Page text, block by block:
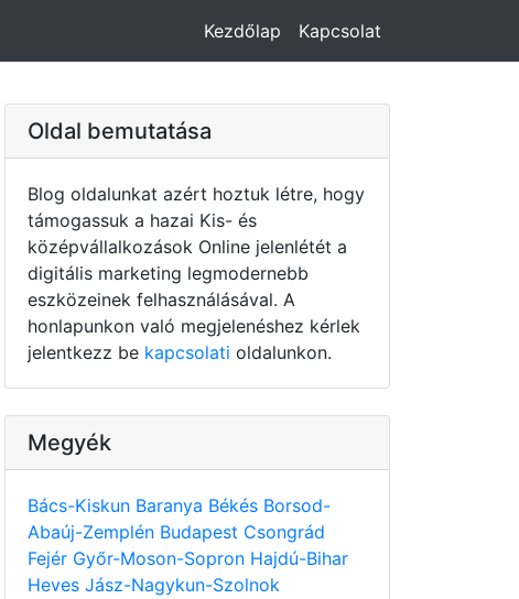
Kezdőlap Kapcsolat
Oldal bemutatása
Blog oldalunkat azért hoztuk létre, hogy
támogassuk a hazai Kis- és
középvállalkozások Online jelenlétét a
digitális marketing legmodernebb
eszközeinek felhasználásával. A
honlapunkon való megjelenéshez kérlek
jelentkezz be kapcsolati oldalunkon.
Megyék
Bács-Kiskun Baranya Békés Borsod-
Abaúj-Zemplén Budapest Csongrád
Fejér Győr-Moson-Sopron Hajdú-Bihar
Heves Jász-Nagykun-Szolnok